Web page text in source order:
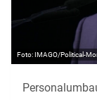
IMAGO/Political-